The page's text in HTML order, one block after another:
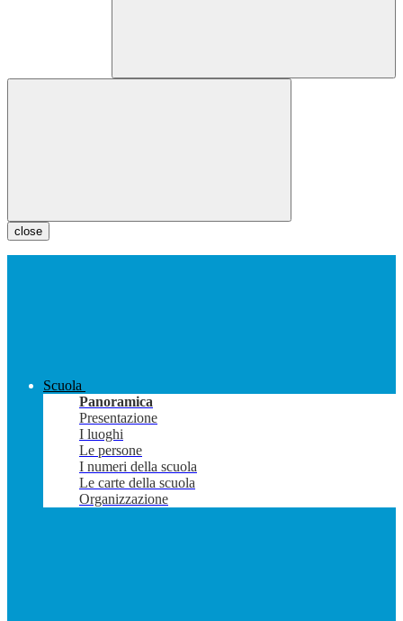
close
Scuola
Panoramica
Presentazione
I luoghi
Le persone
I numeri della scuola
Le carte della scuola
Organizzazione